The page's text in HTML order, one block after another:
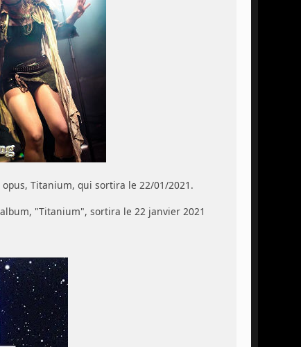
Titanium, qui sortira le 22/01/2021.
"Titanium", sortira le 22 janvier 2021